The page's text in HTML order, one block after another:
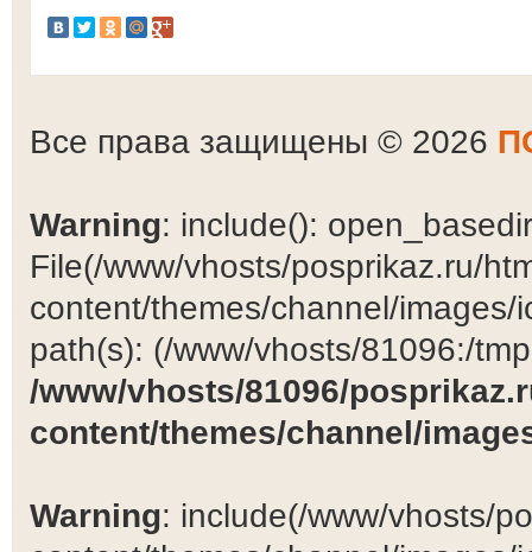
Все права защищены © 2026
Warning: include():
File(/www/vhosts/posprikaz.ru/
content/themes/channel/
path(s): (/www/vhosts/81096:/
/www/vhosts/81096/
content/themes/channel/
Warning: include(/www/vhosts/